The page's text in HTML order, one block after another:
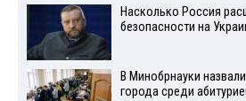
Насколько Россия
безопасности на
В Минобрнауки
города среди